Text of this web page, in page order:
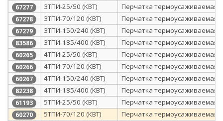
67277 3ТПИ-25/50 (КВТ) Перчатка термоусаживаемая
67278 3ТПИ-70/120 (КВТ) Перчатка термоусаживаемая
67279 3ТПИ-150/240 (КВТ) Перчатка термоусаживаемая
83586 3ТПИ-185/400 (КВТ) Перчатка термоусаживаемая
60265 4ТПИ-25/50 (КВТ) Перчатка термоусаживаемая
60266 4ТПИ-70/120 (КВТ) Перчатка термоусаживаемая
60267 4ТПИ-150/240 (КВТ) Перчатка термоусаживаемая
82238 4ТПИ-185/400 (КВТ) Перчатка термоусаживаемая
61193 5ТПИ-25/50 (КВТ) Перчатка термоусаживаемая
60270 5ТПИ-70/120 (КВТ) Перчатка термоусаживаемая